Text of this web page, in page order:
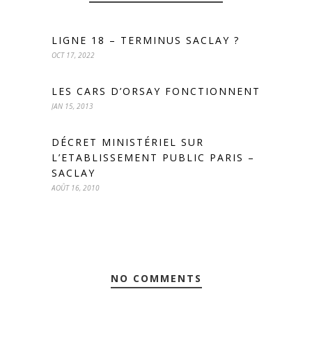
LIGNE 18 – TERMINUS SACLAY ?
OCT 17, 2022
LES CARS D’ORSAY FONCTIONNENT
JAN 15, 2013
DÉCRET MINISTÉRIEL SUR
L’ETABLISSEMENT PUBLIC PARIS –
SACLAY
AOÛT 16, 2010
NO COMMENTS